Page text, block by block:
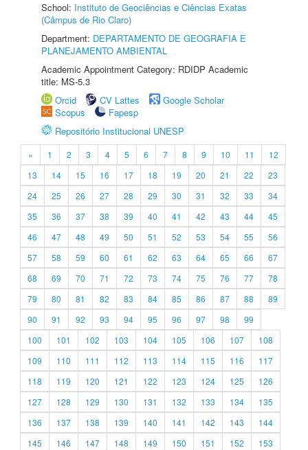
School: Instituto de Geociências e Ciências Exatas
(Câmpus de Rio Claro)
Department: DEPARTAMENTO DE GEOGRAFIA E
PLANEJAMENTO AMBIENTAL
Academic Appointment Category: RDIDP Academic
title: MS-5.3
Orcid
CV Lattes
Google Scholar
Scopus
Fapesp
Repositório Institucional UNESP
« 1 2 3 4 5 6 7 8 9 10 11
12
13
14 15 16 17 18 19 20 21 22
23
24
25 26 27 28 29 30 31 32 33
34
35
36 37 38 39 40 41 42 43 44
45
46
47 48 49 50 51 52 53 54 55
56
57
58 59 60 61 62 63 64 65 66
67
68
69 70 71 72 73 74 75 76 77
78
79
80 81 82 83 84 85 86 87 88
89
90
91 92 93 94 95 96 97 98
99
100
101 102 103 104 105 106 107
108
109
110 111 112 113 114 115 116
117
118
119 120 121 122 123 124 125
126
127
128 129 130 131 132 133 134
135
136
137 138 139 140 141 142 143
144
145
146 147 148 149 150 151 152
153